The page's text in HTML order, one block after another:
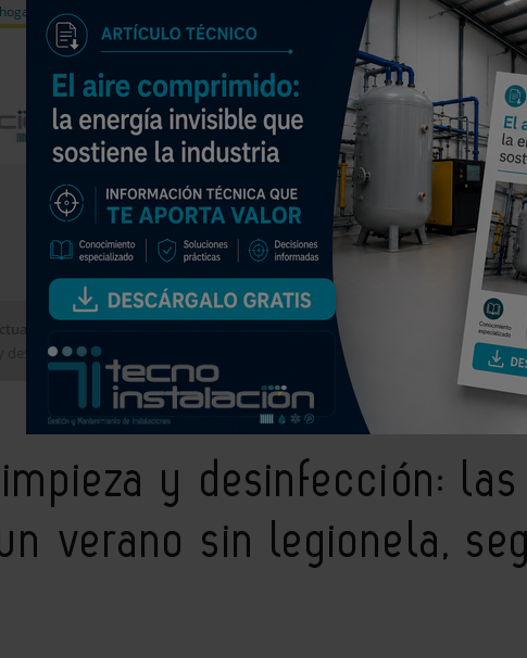
verano Válvulas de equilibrado para
NOTICIAS
EMPRESAS PREMIUM
desinfección: las tres claves para un verano sin legionela, según AEFYT
y desinfección:
verano sin legionela,